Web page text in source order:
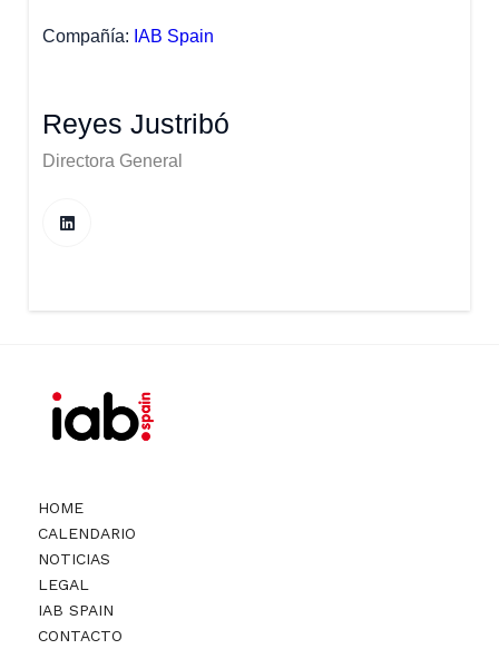
Compañía IAB Spain
Reyes Justribó
Directora General
HOME
CALENDARIO
NOTICIAS
LEGAL
IAB SPAIN
CONTACTO